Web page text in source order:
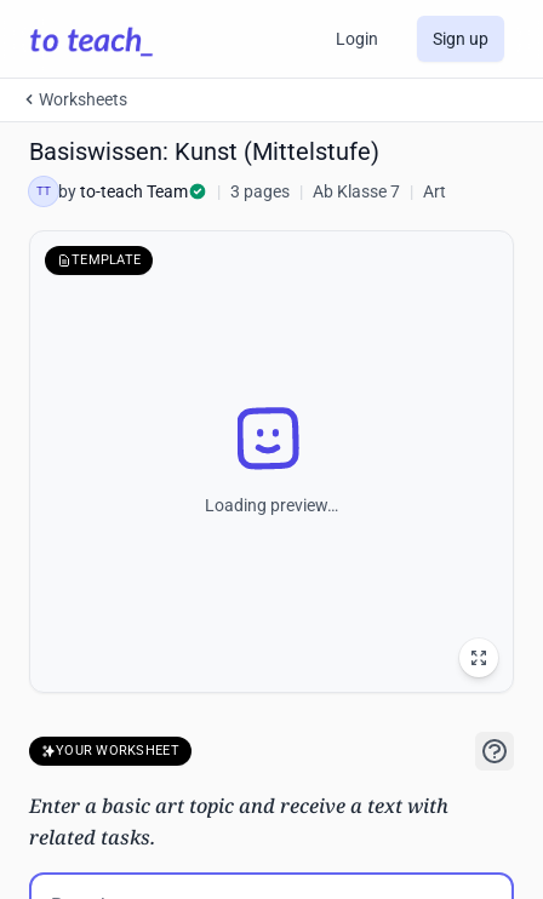
Login Sign up
Worksheets
Basiswissen: Kunst (Mittelstufe)
TT byto-teach Team | 3 pages | Ab Klasse 7 | Art
TEMPLATE
Loading preview…
YOUR WORKSHEET
Enter a basic art topic and receive a text with
related tasks.